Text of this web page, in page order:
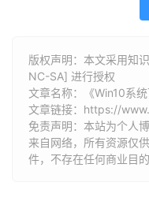
版权声明：本文采用知
NC-SA] 进行授权
文章名称：《Win10系
文章链接： https://
免责声明：本站为个人
来自网络，所有资源仅
件，不存在任何商业目的